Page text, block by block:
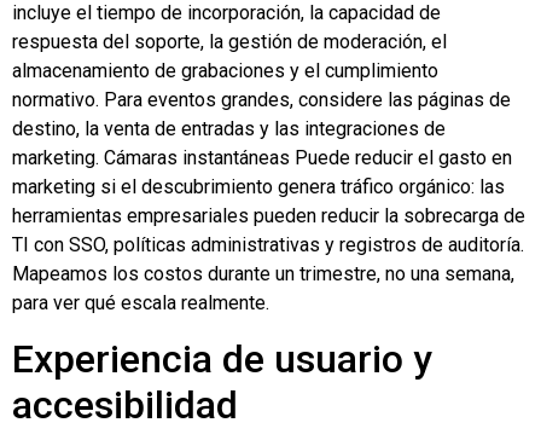
incluye el tiempo de incorporación, la capacidad de
respuesta del soporte, la gestión de moderación, el
almacenamiento de grabaciones y el cumplimiento
normativo. Para eventos grandes, considere las páginas de
destino, la venta de entradas y las integraciones de
marketing. Cámaras instantáneas Puede reducir el gasto en
marketing si el descubrimiento genera tráfico orgánico: las
herramientas empresariales pueden reducir la sobrecarga de
TI con SSO, políticas administrativas y registros de auditoría.
Mapeamos los costos durante un trimestre, no una semana,
para ver qué escala realmente.
Experiencia de usuario y
accesibilidad